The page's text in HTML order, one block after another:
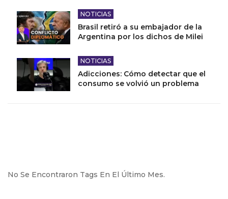
NOTICIAS
Brasil retiró a su embajador de la
Argentina por los dichos de Milei
NOTICIAS
Adicciones: Cómo detectar que el
consumo se volvió un problema
No Se Encontraron Tags En El Último Mes.